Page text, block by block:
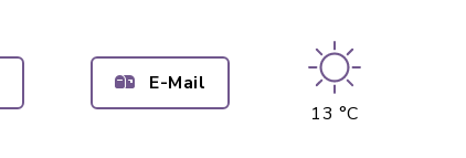
E-Mail
13 °C